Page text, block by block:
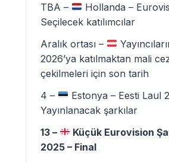
TBA –
Hollanda –
Seçilecek katılımcılar
Aralık ortası –
2026’ya katılmaktan mali
çekilmeleri için son tarih
4 –
Estonya – Eesti Laul
Yayınlanacak şarkılar
13 –
Küçük Eurovision
2025 – Final